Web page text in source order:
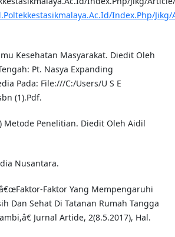
Index.Php/
Kesehatan Masyarakat. Diedit Oleh
Pt. Nasya Expanding
Pada: File:///C:/Users/U S E
(1).Pdf.
Metode Penelitian. Diedit Oleh Aidil
Nusantara.
Faktor Yang Mempengaruhi
Dan Sehat Di Tatanan Rumah Tangga
Jurnal Artide, 2(8.5.2017), Hal.